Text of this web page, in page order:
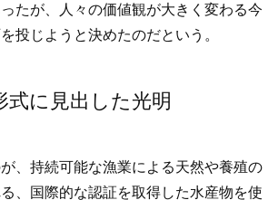
たが、人々の価値観が大きく変わる今
投じようと決めたのだという。
式に見出した光明
、持続可能な漁業による天然や養殖の
、国際的な認証を取得した水産物を使